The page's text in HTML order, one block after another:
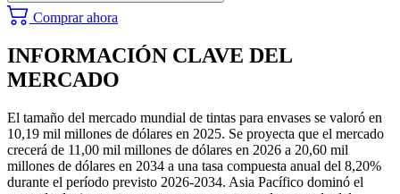
Comprar ahora
INFORMACIÓN CLAVE DEL
MERCADO
El tamaño del mercado mundial de tintas para envases se valoró en
10,19 mil millones de dólares en 2025. Se proyecta que el mercado
crecerá de 11,00 mil millones de dólares en 2026 a 20,60 mil
millones de dólares en 2034 a una tasa compuesta anual del 8,20%
durante el período previsto 2026-2034. Asia Pacífico dominó el